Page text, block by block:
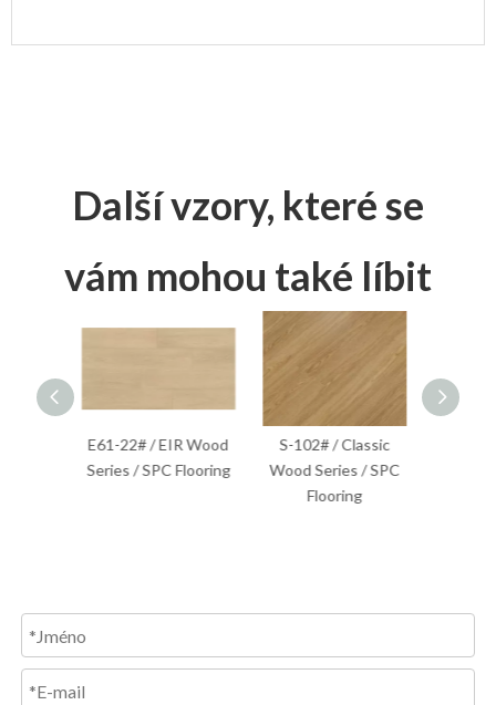
Další vzory, které se
vám mohou také líbit
S-102# / Classic
Wood Series / SPC
S-316# / Classic
Wood Series / Loose
Lay Flooring